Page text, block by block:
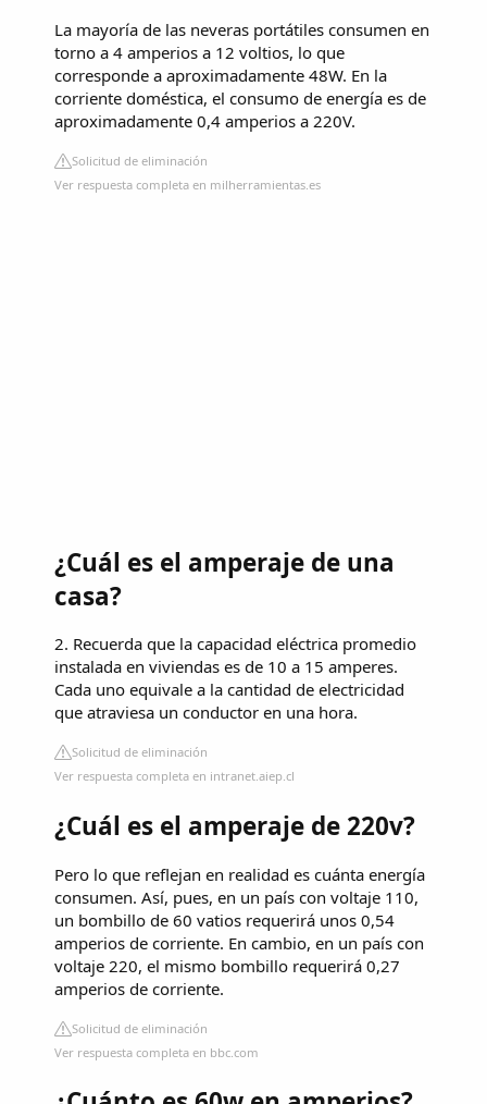
La mayoría de las neveras portátiles consumen en
torno a 4 amperios a 12 voltios, lo que
corresponde a aproximadamente 48W. En la
corriente doméstica, el consumo de energía es de
aproximadamente 0,4 amperios a 220V.
Solicitud de eliminación
Ver respuesta completa en milherramientas.es
¿Cuál es el amperaje de una
casa?
2. Recuerda que la capacidad eléctrica promedio
instalada en viviendas es de 10 a 15 amperes.
Cada uno equivale a la cantidad de electricidad
que atraviesa un conductor en una hora.
Solicitud de eliminación
Ver respuesta completa en intranet.aiep.cl
¿Cuál es el amperaje de 220v?
Pero lo que reflejan en realidad es cuánta energía
consumen. Así, pues, en un país con voltaje 110,
un bombillo de 60 vatios requerirá unos 0,54
amperios de corriente. En cambio, en un país con
voltaje 220, el mismo bombillo requerirá 0,27
amperios de corriente.
Solicitud de eliminación
Ver respuesta completa en bbc.com